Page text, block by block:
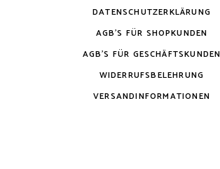
DATENSCHUTZERKLÄRUNG
AGB’S FÜR SHOPKUNDEN
AGB’S FÜR GESCHÄFTSKUNDEN
WIDERRUFSBELEHRUNG
VERSANDINFORMATIONEN